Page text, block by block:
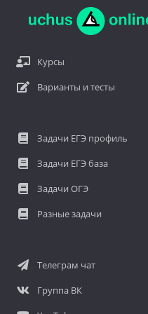
Курсы
Варианты и тесты
Задачи ЕГЭ профиль
Задачи ЕГЭ база
Задачи ОГЭ
Разные задачи
Телеграм чат
Группа ВК